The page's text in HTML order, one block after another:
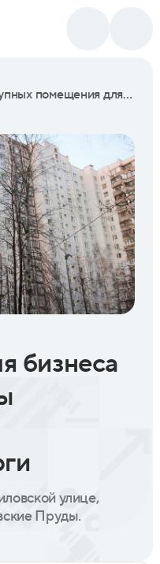
Два крупных помещения для бизнеса на юге Москвы выставили на городские торги
бизнеса
улице,
Пруды.